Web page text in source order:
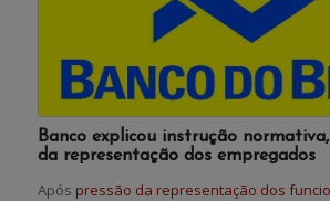
Banco explicou instrução
da representação dos empregados
Após pressão da representação dos